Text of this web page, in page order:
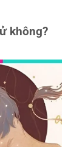
không?